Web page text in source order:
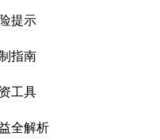
提示
指南
工具
全解析